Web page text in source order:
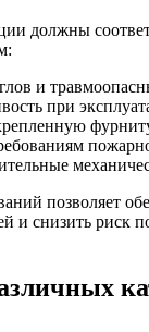
должны
и
при
позволяет
и снизить риск